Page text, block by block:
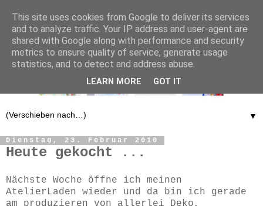
▼
Dienstag, 23. Februar 2010
Heute gekocht ...
Nächste Woche öffne ich meinen
AtelierLaden wieder und da bin ich gerade
am produzieren von allerlei Deko,
This site uses cookies from Google to deliver its services
and to analyze traffic. Your IP address and user-agent are
shared with Google along with performance and security
metrics to ensure quality of service, generate usage
statistics, and to detect and address abuse.
LEARN MORE GOT IT